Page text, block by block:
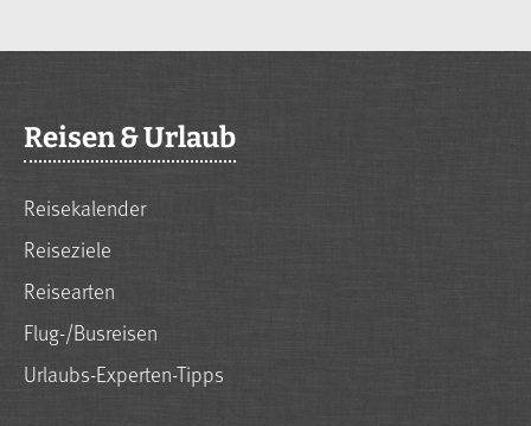
Reisen & Urlaub
Reisekalender
Reiseziele
Reisearten
Flug-/Busreisen
Urlaubs-Experten-Tipps